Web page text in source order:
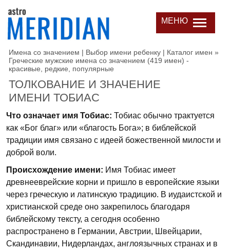
МЕНЮ
Имена со значением | Выбор имени ребенку | Каталог имен »
Греческие мужские имена со значением (419 имен) -
красивые, редкие, популярные
ТОЛКОВАНИЕ И ЗНАЧЕНИЕ
ИМЕНИ ТОБИАС
Что означает имя Тобиас: Тобиас обычно трактуется
как «Бог благ» или «благость Бога»; в библейской
традиции имя связано с идеей божественной милости и
доброй воли.
Происхождение имени: Имя Тобиас имеет
древнееврейские корни и пришло в европейские языки
через греческую и латинскую традицию. В иудаистской и
христианской среде оно закрепилось благодаря
библейскому тексту, а сегодня особенно
распространено в Германии, Австрии, Швейцарии,
Скандинавии, Нидерландах, англоязычных странах и в